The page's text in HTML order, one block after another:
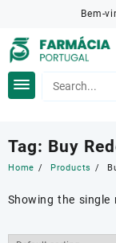
content
Bem-
Tag: Buy
Home Products
Showing the single